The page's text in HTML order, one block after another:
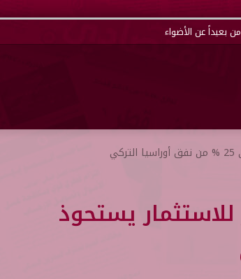
بعيداً عن الأضواء
يستحوذ